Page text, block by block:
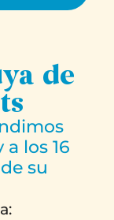
de
los 16
su